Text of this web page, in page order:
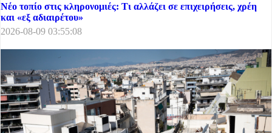
Νέο τοπίο στις κληρονομιές: Τι αλλάζει σε επιχειρήσεις, χρέη
και «εξ αδιαιρέτου»
2026-08-09 03:55:08